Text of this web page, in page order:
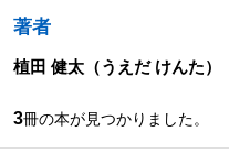
著者
植田 健太（うえだ けんた）
3冊の本が見つかりました。